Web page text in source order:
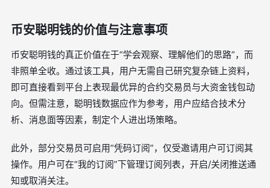
币安聪明钱的价值与注意事项
币安聪明钱的真正价值在于“学会观察、理解他们的思路”，而
非照单全收。通过该工具，用户无需自己研究复杂链上资料，
即可直接看到平台上表现最优异的合约交易员与大资金钱包动
向。但需注意，聪明钱数据应作为参考，用户应结合技术分
析、消息面等因素，制定个人进出场策略。
此外，部分交易员可启用“凭码订阅”，仅受邀请用户可订阅其
操作。用户可在“我的订阅”下管理订阅列表，开启/关闭推送通
知或取消关注。